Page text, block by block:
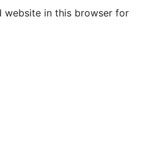
website in this browser for